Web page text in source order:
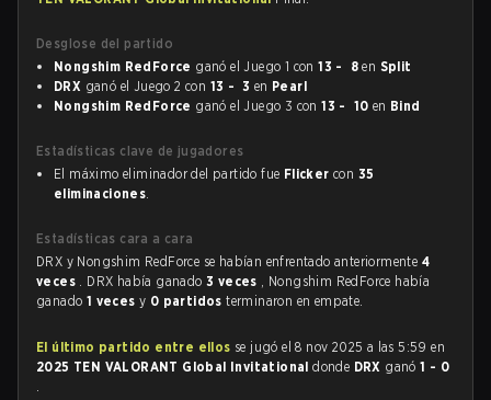
Desglose del partido
Nongshim RedForce ganó el Juego 1 con13 - 8 en Split
DRX ganó el Juego 2 con 13 - 3 en Pearl
Nongshim RedForce ganó el Juego 3 con13 - 10 en Bind
Estadísticas clave de jugadores
El máximo eliminador del partido fue Flicker con 35
eliminaciones.
Estadísticas cara a cara
DRX y Nongshim RedForce se habían enfrentado anteriormente 4
veces . DRX había ganado3 veces , Nongshim RedForce había
ganado 1 vecesy 0 partidosterminaron en empate.
El último partido entre ellos se jugó el 8 nov 2025 a las 5:59 en
2025 TEN VALORANT Global Invitationaldonde DRX ganó1 - 0
.